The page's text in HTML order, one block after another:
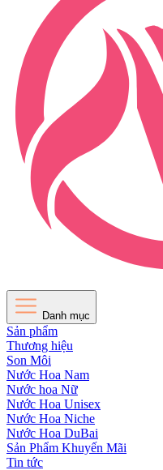
Danh mục
Sản phẩm
Thương hiệu
Son Môi
Nước Hoa Nam
Nước hoa Nữ
Nước Hoa Unisex
Nước Hoa Niche
Nước Hoa DuBai
Sản Phẩm Khuyến Mãi
Tin tức